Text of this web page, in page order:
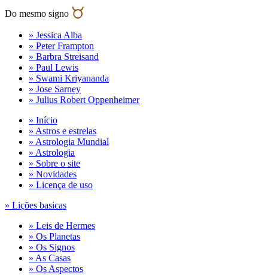
Do mesmo signo
» Jessica Alba
» Peter Frampton
» Barbra Streisand
» Paul Lewis
» Swami Kriyananda
» Jose Sarney
» Julius Robert Oppenheimer
» Início
» Astros e estrelas
» Astrologia Mundial
» Astrologia
» Sobre o site
» Novidades
» Licença de uso
» Lições basicas
» Leis de Hermes
» Os Planetas
» Os Signos
» As Casas
» Os Aspectos